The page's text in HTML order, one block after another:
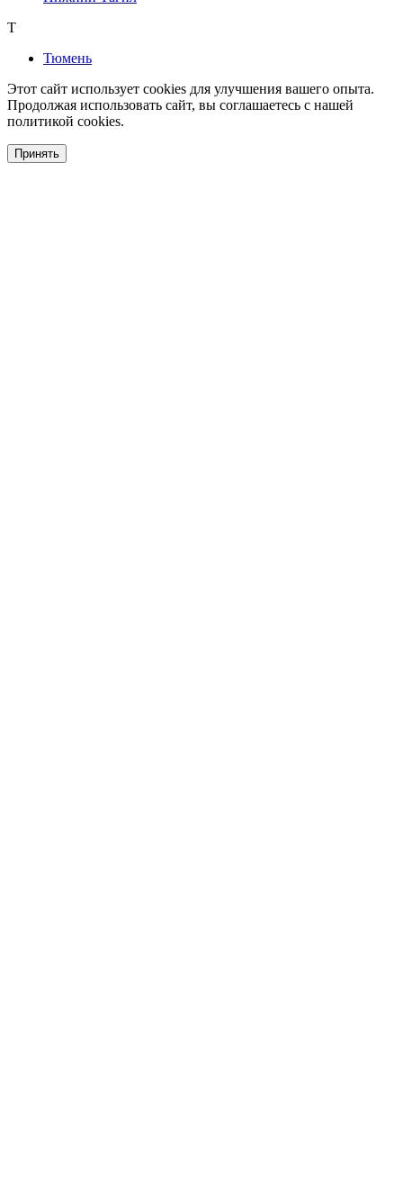
Т
Тюмень
Этот сайт использует cookies для улучшения вашего опыта.
Продолжая использовать сайт, вы соглашаетесь с нашей
политикой cookies.
Принять